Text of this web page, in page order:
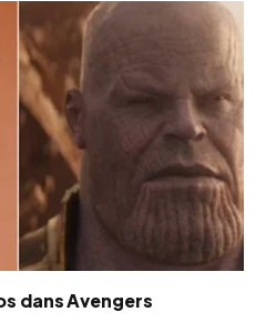
dans Avengers